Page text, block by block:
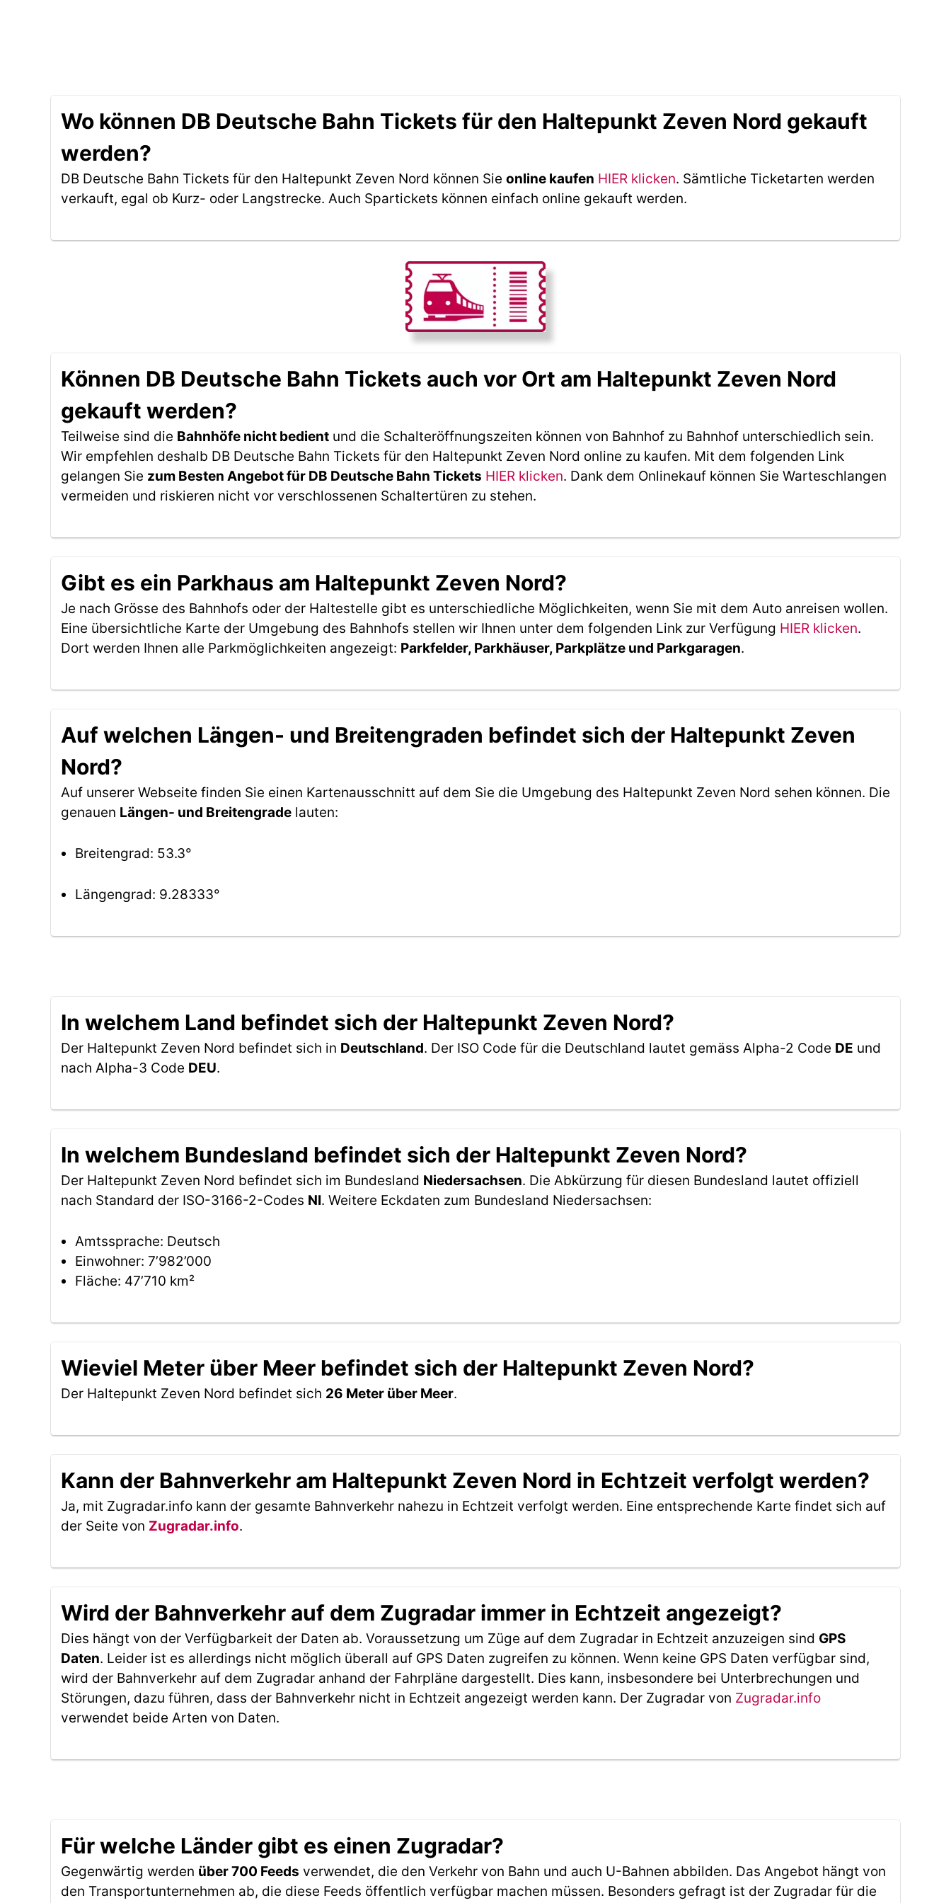
Wo können DB Deutsche Bahn Tickets für den Haltepunkt Zeven Nord gekauft
werden?
DB Deutsche Bahn Tickets für den Haltepunkt Zeven Nord können Sie online kaufen HIER klicken. Sämtliche Ticketarten werden
verkauft, egal ob Kurz- oder Langstrecke. Auch Spartickets können einfach online gekauft werden.
Können DB Deutsche Bahn Tickets auch vor Ort am Haltepunkt Zeven Nord
gekauft werden?
Teilweise sind die Bahnhöfe nicht bedient und die Schalteröffnungszeiten können von Bahnhof zu Bahnhof unterschiedlich sein.
Wir empfehlen deshalb DB Deutsche Bahn Tickets für den Haltepunkt Zeven Nord online zu kaufen. Mit dem folgenden Link
gelangen Sie zum Besten Angebot für DB Deutsche Bahn Tickets HIER klicken. Dank dem Onlinekauf können Sie Warteschlangen
vermeiden und riskieren nicht vor verschlossenen Schaltertüren zu stehen.
Gibt es ein Parkhaus am Haltepunkt Zeven Nord?
Je nach Grösse des Bahnhofs oder der Haltestelle gibt es unterschiedliche Möglichkeiten, wenn Sie mit dem Auto anreisen wollen.
Eine übersichtliche Karte der Umgebung des Bahnhofs stellen wir Ihnen unter dem folgenden Link zur Verfügung HIER klicken.
Dort werden Ihnen alle Parkmöglichkeiten angezeigt: Parkfelder, Parkhäuser, Parkplätze und Parkgaragen.
Auf welchen Längen- und Breitengraden befindet sich der Haltepunkt Zeven
Nord?
Auf unserer Webseite finden Sie einen Kartenausschnitt auf dem Sie die Umgebung des Haltepunkt Zeven Nord sehen können. Die
genauen Längen- und Breitengrade lauten:
Breitengrad: 53.3°
Längengrad: 9.28333°
In welchem Land befindet sich der Haltepunkt Zeven Nord?
Der Haltepunkt Zeven Nord befindet sich in Deutschland. Der ISO Code für die Deutschland lautet gemäss Alpha-2 Code DE und
nach Alpha-3 Code DEU.
In welchem Bundesland befindet sich der Haltepunkt Zeven Nord?
Der Haltepunkt Zeven Nord befindet sich im Bundesland Niedersachsen. Die Abkürzung für diesen Bundesland lautet offiziell
nach Standard der ISO-3166-2-Codes NI. Weitere Eckdaten zum Bundesland Niedersachsen:
Amtssprache: Deutsch
Einwohner: 7’982’000
Fläche: 47’710 km²
Wieviel Meter über Meer befindet sich der Haltepunkt Zeven Nord?
Der Haltepunkt Zeven Nord befindet sich 26 Meter über Meer.
Kann der Bahnverkehr am Haltepunkt Zeven Nord in Echtzeit verfolgt werden?
Ja, mit Zugradar.info kann der gesamte Bahnverkehr nahezu in Echtzeit verfolgt werden. Eine entsprechende Karte findet sich auf
der Seite von Zugradar.info.
Wird der Bahnverkehr auf dem Zugradar immer in Echtzeit angezeigt?
Dies hängt von der Verfügbarkeit der Daten ab. Voraussetzung um Züge auf dem Zugradar in Echtzeit anzuzeigen sind GPS
Daten. Leider ist es allerdings nicht möglich überall auf GPS Daten zugreifen zu können. Wenn keine GPS Daten verfügbar sind,
wird der Bahnverkehr auf dem Zugradar anhand der Fahrpläne dargestellt. Dies kann, insbesondere bei Unterbrechungen und
Störungen, dazu führen, dass der Bahnverkehr nicht in Echtzeit angezeigt werden kann. Der Zugradar von Zugradar.info
verwendet beide Arten von Daten.
Für welche Länder gibt es einen Zugradar?
Gegenwärtig werden über 700 Feeds verwendet, die den Verkehr von Bahn und auch U-Bahnen abbilden. Das Angebot hängt von
den Transportunternehmen ab, die diese Feeds öffentlich verfügbar machen müssen. Besonders gefragt ist der Zugradar für die